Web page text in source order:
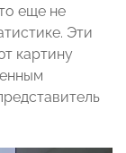
еще не
Эти
картину